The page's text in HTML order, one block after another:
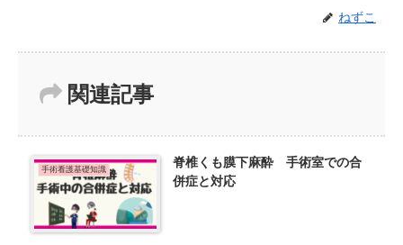
ねずこ
関連記事
手術看護基礎知識
脊椎くも膜下麻酔 手術室での合
併症と対応